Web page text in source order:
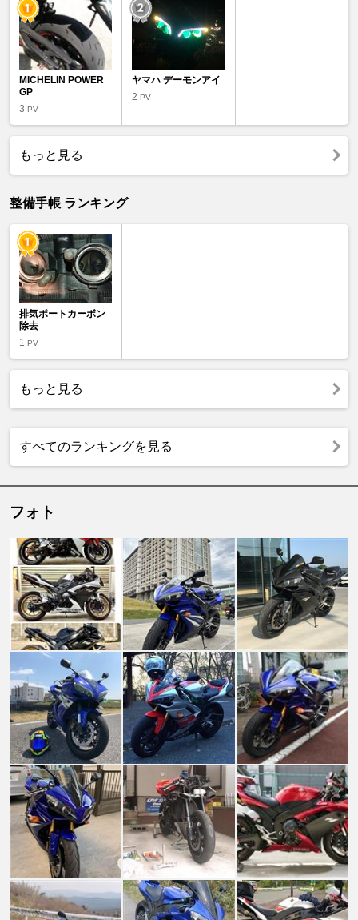
MICHELIN POWER
GP
3 PV
ヤマハ デーモンアイ
2PV
もっと見る
整備手帳 ランキング
排気ポートカーボン
除去
1 PV
もっと見る
すべてのランキングを見る
フォト